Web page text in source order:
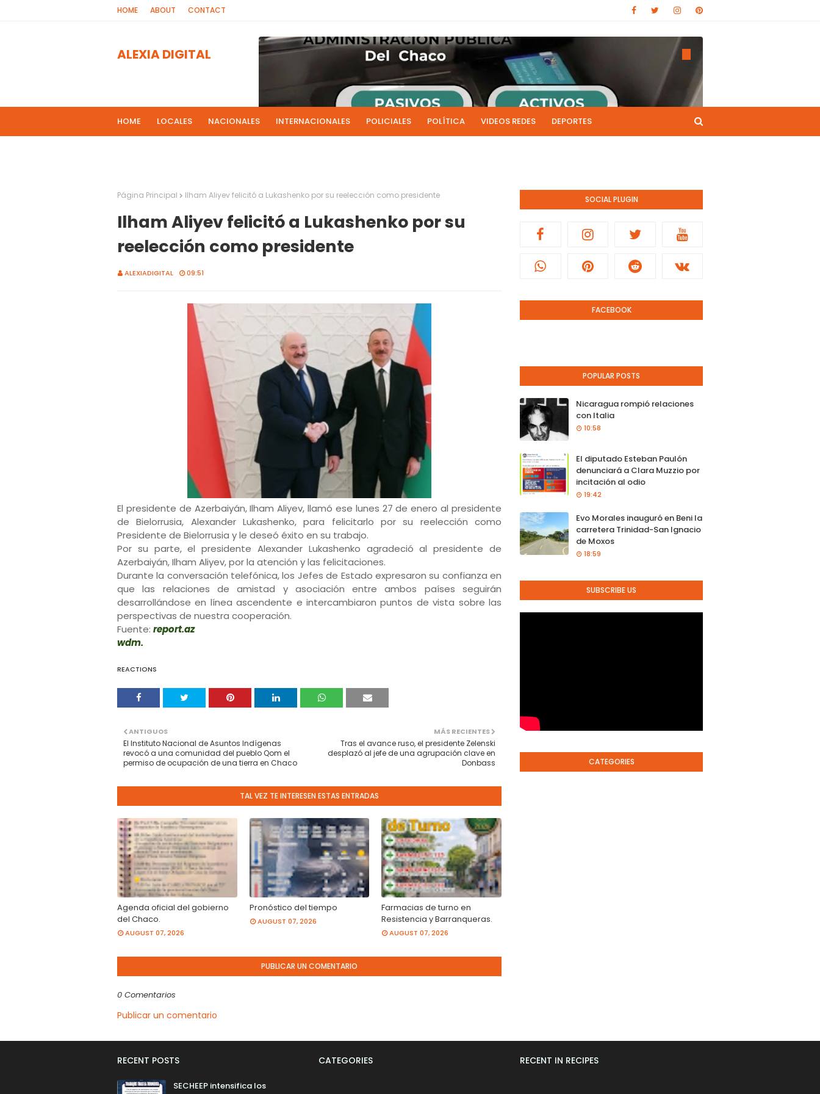
HOME ABOUT CONTACT
ALEXIA DIGITAL
HOME LOCALES NACIONALES INTERNACIONALES POLICIALES POLÍTICA VIDEOS REDES DEPORTES
Página Principal Ilham Aliyev felicitó a Lukashenko por su reelección como presidente
Ilham Aliyev felicitó a Lukashenko por su
reelección como presidente
ALEXIADIGITAL 09:51
El presidente de Azerbaiyán, Ilham Aliyev, llamó ese lunes 27 de enero al presidente
de Bielorrusia, Alexander Lukashenko, para felicitarlo por su reelección como
Presidente de Bielorrusia y le deseó éxito en su trabajo.
Por su parte, el presidente Alexander Lukashenko agradeció al presidente de
Azerbaiyán, Ilham Aliyev, por la atención y las felicitaciones.
Durante la conversación telefónica, los Jefes de Estado expresaron su confianza en
que las relaciones de amistad y asociación entre ambos países seguirán
desarrollándose en línea ascendente e intercambiaron puntos de vista sobre las
perspectivas de nuestra cooperación.
Fuente: report.az
wdm.
REACTIONS
MÁS RECIENTES
Tras el avance ruso, el presidente Zelenski
desplazó al jefe de una agrupación clave en
Donbass
ANTIGUOS
El Instituto Nacional de Asuntos Indígenas
revocó a una comunidad del pueblo Qom el
permiso de ocupación de una tierra en Chaco
TAL VEZ TE INTERESEN ESTAS ENTRADAS
Agenda oficial del gobierno
del Chaco.
AUGUST 07, 2026
Pronóstico del tiempo
AUGUST 07, 2026
Farmacias de turno en
Resistencia y Barranqueras.
AUGUST 07, 2026
PUBLICAR UN COMENTARIO
0 Comentarios
Publicar un comentario
SOCIAL PLUGIN
FACEBOOK
POPULAR POSTS
Nicaragua rompió relaciones
con Italia
10:58
El diputado Esteban Paulón
denunciará a Clara Muzzio por
incitación al odio
19:42
Evo Morales inauguró en Beni la
carretera Trinidad-San Ignacio
de Moxos
18:59
SUBSCRIBE US
CATEGORIES
RECENT POSTS
SECHEEP intensifica los
CATEGORIES RECENT IN RECIPES